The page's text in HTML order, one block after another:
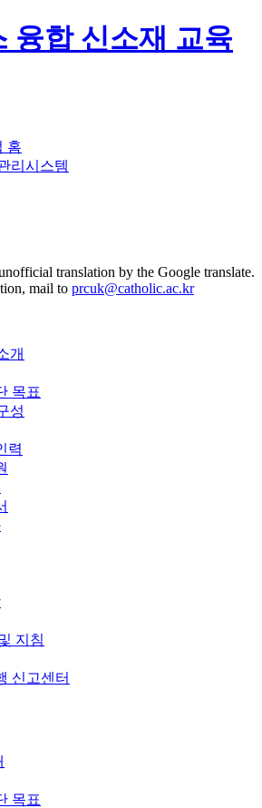
융합 신소재 교육
홈
리시스템
translation by the Google translate.
mail to prcuk@catholic.ac.kr
개
목표
성
력
지침
신고센터
목표